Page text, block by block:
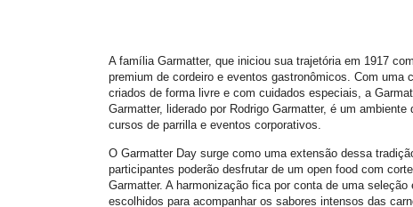
A família Garmatter, que iniciou sua trajetória em 1917
premium de cordeiro e eventos gastronômicos. Com
criados de forma livre e com cuidados especiais, a
Garmatter, liderado por Rodrigo Garmatter, é um
cursos de parrilla e eventos corporativos.
O Garmatter Day surge como uma extensão dessa
participantes poderão desfrutar de um open food com
Garmatter. A harmonização fica por conta de uma
escolhidos para acompanhar os sabores intensos das